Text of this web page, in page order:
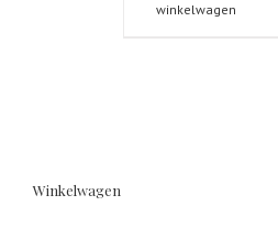
winkelwagen
Winkelwagen